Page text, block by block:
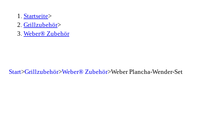
Startseite>
Grillzubehör>
Weber® Zubehör
Start>Grillzubehör>Weber® Zubehör>Weber Plancha-Wender-Set